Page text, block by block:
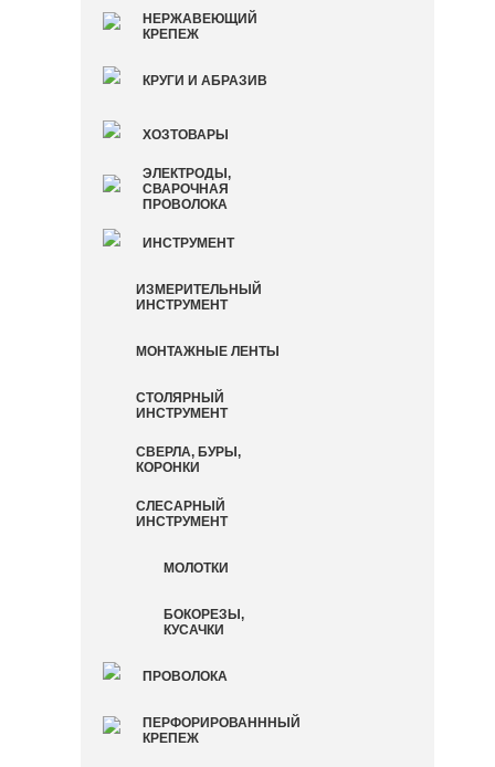
НЕРЖАВЕЮЩИЙ
КРЕПЕЖ
КРУГИ И АБРАЗИВ
ХОЗТОВАРЫ
ЭЛЕКТРОДЫ,
СВАРОЧНАЯ
ПРОВОЛОКА
ИНСТРУМЕНТ
ИЗМЕРИТЕЛЬНЫЙ
ИНСТРУМЕНТ
МОНТАЖНЫЕ ЛЕНТЫ
СТОЛЯРНЫЙ
ИНСТРУМЕНТ
СВЕРЛА, БУРЫ,
КОРОНКИ
СЛЕСАРНЫЙ
ИНСТРУМЕНТ
МОЛОТКИ
БОКОРЕЗЫ,
КУСАЧКИ
ПРОВОЛОКА
ПЕРФОРИРОВАНННЫЙ
КРЕПЕЖ